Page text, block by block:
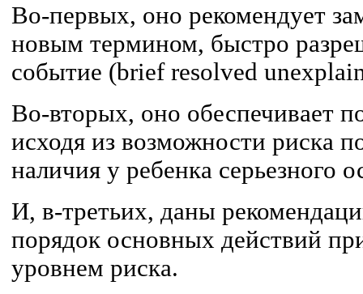
Во-первых, оно рекомендует
новым термином, быстро
событие (brief resolved
Во-вторых, оно обеспечивает
исходя из возможности риска
наличия у ребенка серьезного
И, в-третьих, даны
порядок основных действий
уровнем риска.